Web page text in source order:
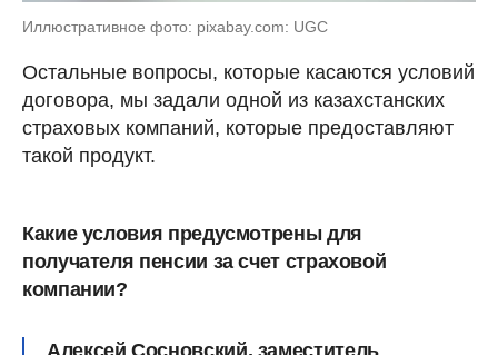
Иллюстративное фото: pixabay.com: UGC
Остальные вопросы, которые касаются условий
договора, мы задали одной из казахстанских
страховых компаний, которые предоставляют
такой продукт.
Какие условия предусмотрены для
получателя пенсии за счет страховой
компании?
Алексей Сосновский, заместитель